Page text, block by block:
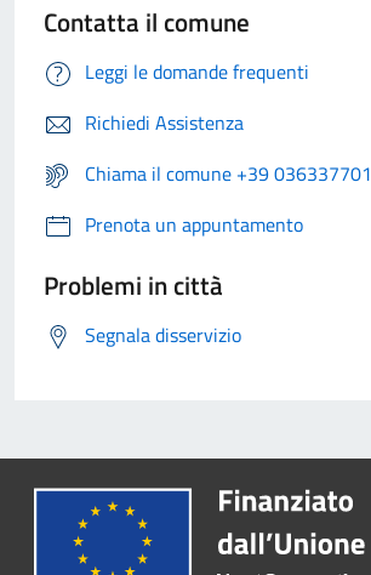
Contatta il comune
Leggi le domande frequenti
Richiedi Assistenza
Chiama il comune +39 036337701
Prenota un appuntamento
Problemi in città
Segnala disservizio